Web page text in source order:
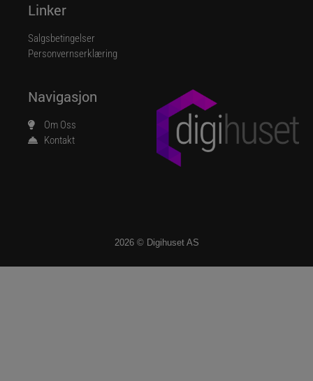
Navigasjon
Om Oss
Kontakt
Linker
Salgsbetingelser
Personvernserklæring
2026 © Digihuset AS